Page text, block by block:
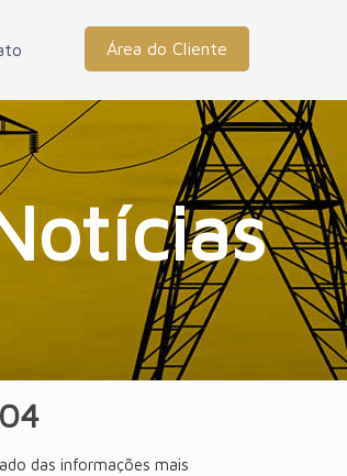
Área do Cliente
das informações mais